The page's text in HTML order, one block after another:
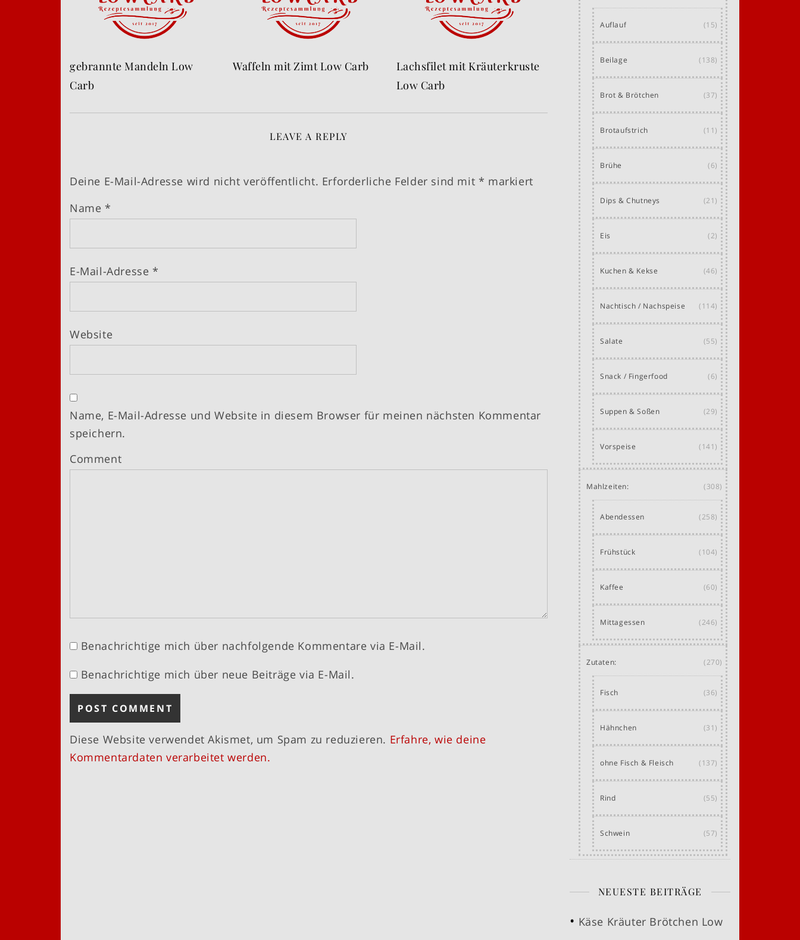
gebrannte Mandeln Low
Carb
Waffeln mit Zimt Low Carb
Lachsfilet mit Kräuterkruste
Low Carb
LEAVE A REPLY
Deine E-Mail-Adresse wird nicht veröffentlicht. Erforderliche Felder sind mit * markiert
Name *
E-Mail-Adresse *
Website
Name, E-Mail-Adresse und Website in diesem Browser für meinen nächsten Kommentar
speichern.
Comment
Benachrichtige mich über nachfolgende Kommentare via E-Mail.
Benachrichtige mich über neue Beiträge via E-Mail.
Diese Website verwendet Akismet, um Spam zu reduzieren. Erfahre, wie deine
Kommentardaten verarbeitet werden.
Auflauf (15)
Beilage (138)
Brot & Brötchen (37)
Brotaufstrich (11)
Brühe (6)
Dips & Chutneys (21)
Eis (2)
Kuchen & Kekse (46)
Nachtisch / Nachspeise (114)
Salate (55)
Snack / Fingerfood (6)
Suppen & Soßen (29)
Vorspeise (141)
Mahlzeiten: (308)
Abendessen (258)
Frühstück (104)
Kaffee (60)
Mittagessen (246)
Zutaten: (270)
Fisch (36)
Hähnchen (31)
ohne Fisch & Fleisch (137)
Rind (55)
Schwein (57)
NEUESTE BEITRÄGE
Käse Kräuter Brötchen Low